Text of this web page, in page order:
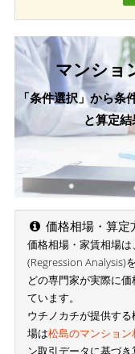
マンショ
「条件選択」から
と算定
価格相場・算定
価格相場・家賃相場
(Regression Analysis)
どの専門家が実際に
ています。
ウチノカチが提供す
場は松島のマンション
ン取引データに基づき